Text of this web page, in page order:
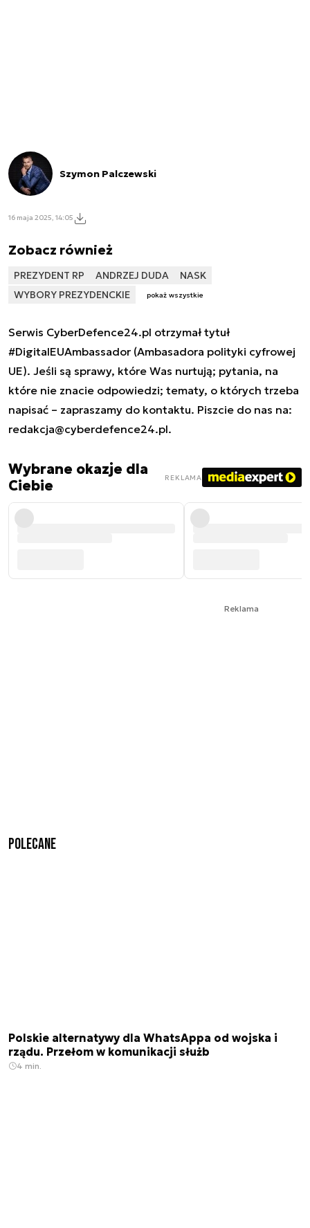
Szymon Palczewski
16 maja 2025, 14:05
Zobacz również
PREZYDENT RP ANDRZEJ DUDA
NASK
WYBORY PREZYDENCKIE
pokaż wszystkie
Serwis CyberDefence24.pl otrzymał tytuł
#DigitalEUAmbassador (Ambasadora polityki cyfrowej
UE). Jeśli są sprawy, które Was nurtują; pytania, na
które nie znacie odpowiedzi; tematy, o których trzeba
napisać – zapraszamy do kontaktu. Piszcie do nas na:
redakcja@cyberdefence24.pl.
Wybrane okazje dla
Ciebie
REKLAMA
Reklama
Polecane
Polskie alternatywy dla WhatsAppa od wojska i
rządu. Przełom w komunikacji służb
4 min.